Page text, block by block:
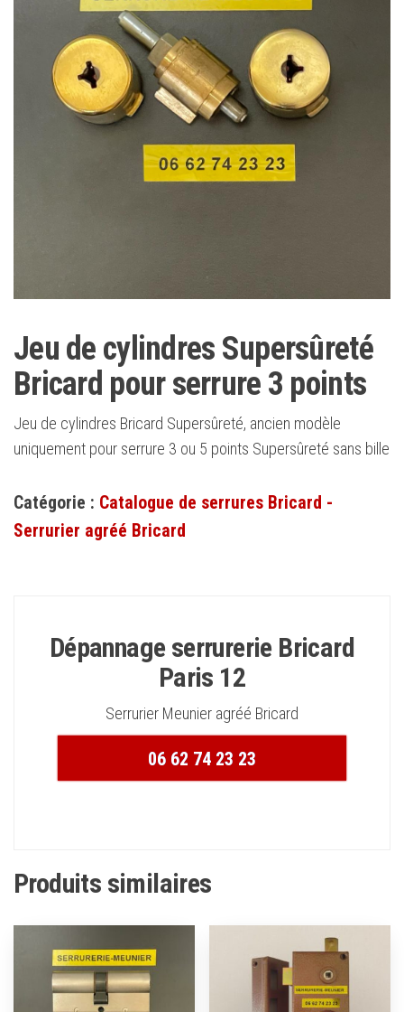
Jeu de cylindres Supersûreté
Bricard pour serrure 3 points
Jeu de cylindres Bricard Supersûreté, ancien modèle
uniquement pour serrure 3 ou 5 points Supersûreté sans bille
Catégorie : Catalogue de serrures Bricard -
Serrurier agréé Bricard
Dépannage serrurerie Bricard
Paris 12
Serrurier Meunier agréé Bricard
06 62 74 23 23
Produits similaires